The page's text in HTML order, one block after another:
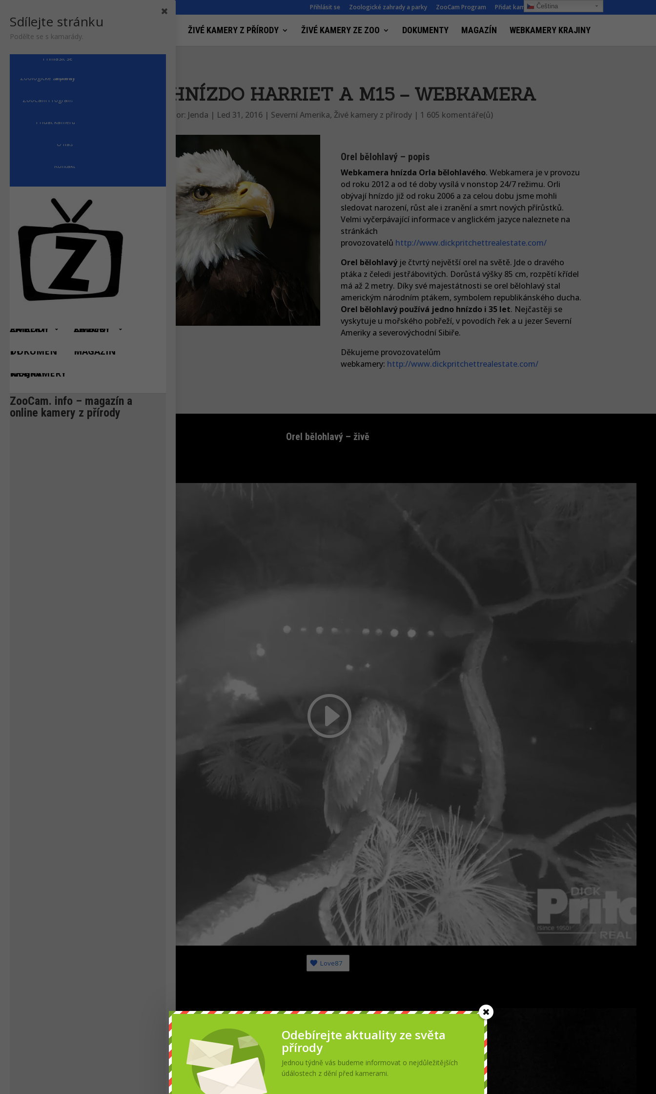
Přihlásit se Zoologické zahrady a parky ZooCam Program Přidat kameru O nás
ŽIVÉ KAMERY Z PŘÍRODY ŽIVÉ KAMERY ZE ZOO DOKUMENTY MAGAZÍN WEBKAMERY KRAJINY
ORLÍ HNÍZDO HARRIET A M15 – WEBKAMERA
autor: Jenda | Led 31, 2016| Severní Amerika, Živé kamery z přírody| 1 605 komentáře(ů)
Orel bělohlavý – popis
Webkamera hnízda Orla bělohlavého. Webkamera je v provozu
od roku 2012 a od té doby vysílá v nonstop 24/7 režimu. Orli
obývají hnízdo již od roku 2006 a za celou dobu jsme mohli
sledovat narození, růst ale i zranění a smrt nových přírůstků.
Velmi vyčerpávající informace v anglickém jazyce naleznete na
stránkách
provozovatelů http://www.dickpritchettrealestate.com/
Orel bělohlavýje čtvrtý největší orel na světě. Jde o dravého
ptáka z čeledi jestřábovitých. Dorůstá výšky 85 cm, rozpětí křídel
má až 2 metry. Díky své majestátnosti se orel bělohlavý stal
americkým národním ptákem, symbolem republikánského ducha.
Orel bělohlavý používá jedno hnízdo i 35 let. Nejčastěji se
vyskytuje u mořského pobřeží, v povodích řek a u jezer Severní
Ameriky a severovýchodní Sibiře.
Děkujeme provozovatelům
webkamery: http://www.dickpritchettrealestate.com/
Orel bělohlavý – živě
Love87
Čeština‎
Odebírejte aktuality ze světa
přírody
Jednou týdně vás budeme informovat o nejdůležitějších
údálostech z dění před kamerami.
Sdílejte stránku
Podělte se s kamarády.
Přihlásit se
Zoologické zahrady a parky
ZooCam Program
Přidat kameru
O nás
Kontakt
ŽIVÉ KAMERY Z PŘÍRODY
ŽIVÉ KAMERY ZE ZOO
DOKUMENTY
MAGAZÍN
WEBKAMERY KRAJINY
ZooCam. info – magazín a
online kamery z přírody